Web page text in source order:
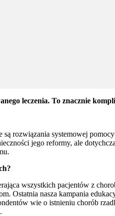
leczenia. To znacznie
rozwiązania systemowej
jego reformy, ale
wszystkich pacjentów z
Ostatnia nasza kampania
wie o istnieniu chorób